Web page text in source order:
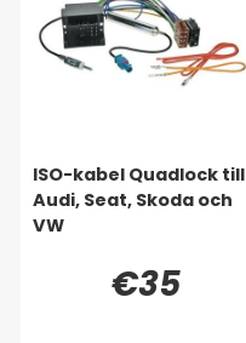
ISO-kabel Quadlock till
Audi, Seat, Skoda och
VW
€35